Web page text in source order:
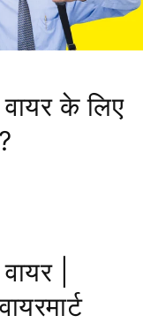
वायर के लिए
|